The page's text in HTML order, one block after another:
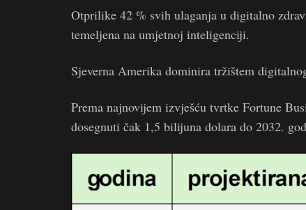
Otprilike 42 % svih ulaganja u digitalno
temeljena na umjetnoj inteligenciji.
Sjeverna Amerika dominira tržištem
Prema najnovijem izvješću tvrtke Fortune
dosegnuti čak 1,5 bilijuna dolara do 2032.